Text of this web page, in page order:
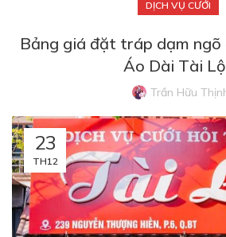
DỊCH VỤ CƯỚI
Bảng giá đặt tráp dạm ngõ
Áo Dài Tài
Trần Hữu
23
TH12